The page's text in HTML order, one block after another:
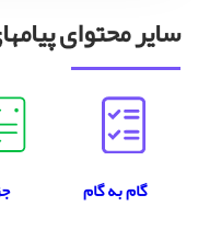
سایر محتوای
گام به گام